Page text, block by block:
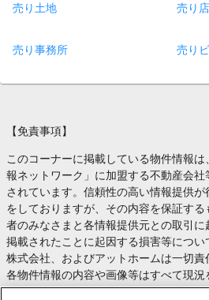
売り土地 売り
売り事務所 売り
【免責事項】
このコーナーに掲載している物件情報
報ネットワーク」に加盟する不動産会
されています。信頼性の高い情報提供
をしておりますが、その内容を保証す
者のみなさまと各情報提供元との取引
掲載されたことに起因する損害等につ
株式会社、およびアットホームは一切責
各物件情報の内容や画像等はすべて現況
す。